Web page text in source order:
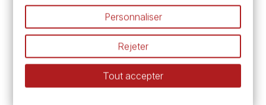
Personnaliser
Rejeter
Tout accepter